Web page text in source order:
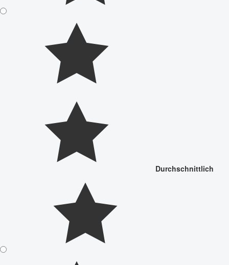
Durchschnittlich